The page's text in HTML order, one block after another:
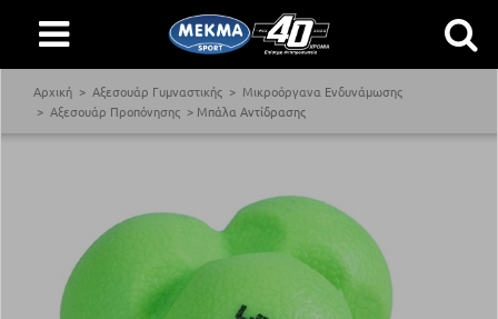
Αρχική Αξεσουάρ Γυμναστικής
Μικροόργανα Ενδυνάμωσης
Αξεσουάρ Προπόνησης
Μπάλα Αντίδρασης